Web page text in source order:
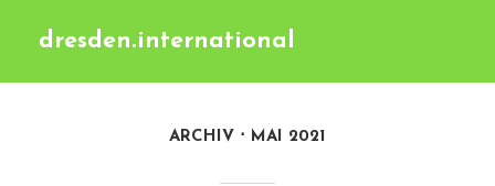
dresden.international
ARCHIV MAI 2021